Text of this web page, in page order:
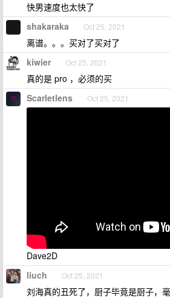
快男速度也太快了
shakaraka Oct 25, 2021
离谱。。。买对了买对了
kiwier Oct 25, 2021
真的是 pro ，必须的买
Scarletlens Oct 25, 2021
Dave2D
liuch Oct 25, 2021
刘海真的丑死了，厨子毕竟是厨子，